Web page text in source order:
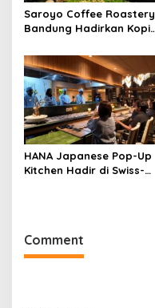
Saroyo Coffee Roastery
Bandung Hadirkan Kopi
Rasa Khas Nusantara
HANA Japanese Pop-Up
Kitchen Hadir di Swiss-
Comment